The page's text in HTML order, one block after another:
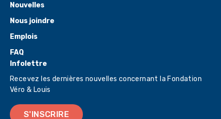
Infolettre
Recevez les dernières nouvelles concernant la Fondation
Véro & Louis
S'INSCRIRE
Nouvelles
Nous joindre
Emplois
FAQ